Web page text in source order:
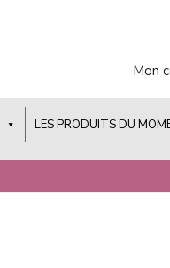
Mon
LES PRODUITS DU